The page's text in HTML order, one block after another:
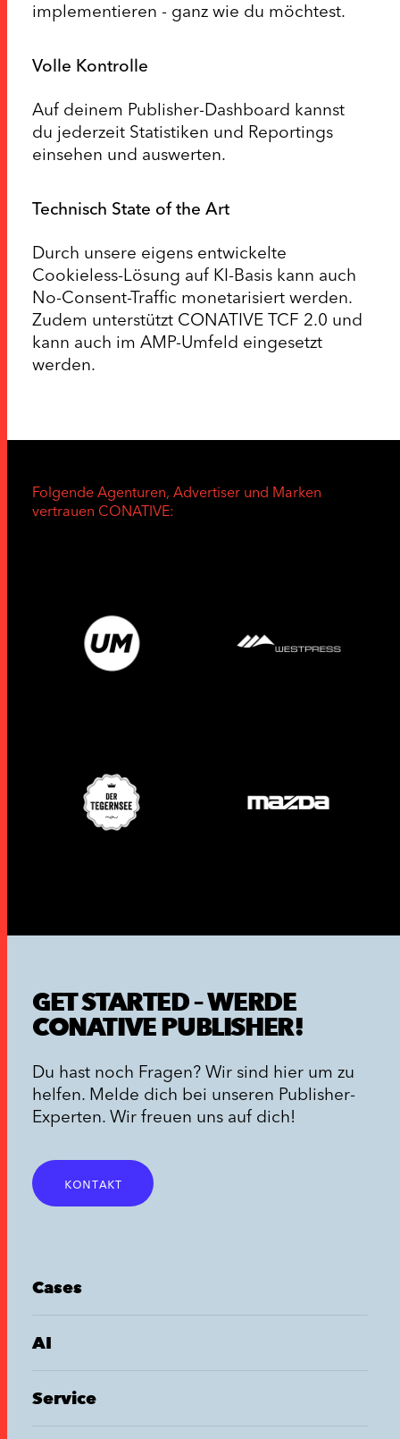
implementieren - ganz wie du möchtest.
Volle Kontrolle
Auf deinem Publisher-Dashboard kannst
du jederzeit Statistiken und Reportings
einsehen und auswerten.
Technisch State of the Art
Durch unsere eigens entwickelte
Cookieless-Lösung auf KI-Basis kann auch
No-Consent-Traffic monetarisiert werden.
Zudem unterstützt CONATIVE TCF 2.0 und
kann auch im AMP-Umfeld eingesetzt
werden.
Folgende Agenturen, Advertiser und Marken
vertrauen CONATIVE:
GET STARTED – WERDE
CONATIVE PUBLISHER!
Du hast noch Fragen? Wir sind hier um zu
helfen. Melde dich bei unseren Publisher-
Experten. Wir freuen uns auf dich!
kontakt
Cases
AI
Service